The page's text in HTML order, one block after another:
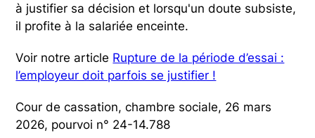
à justifier sa décision et lorsqu'un doute subsiste,
il profite à la salariée enceinte.
Voir notre article Rupture de la période d’essai :
l’employeur doit parfois se justifier !
Cour de cassation, chambre sociale, 26 mars
2026, pourvoi n° 24-14.788